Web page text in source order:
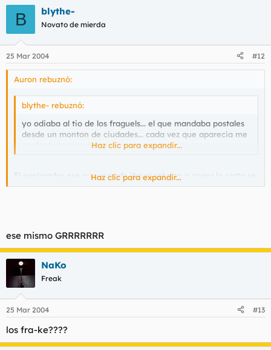
B blythe-
Novato de mierda
25 Mar 2004 #12
Auron rebuznó:
blythe- rebuznó:
yo odiaba al tio de los fraguels... el que mandaba postales
desde un monton de ciudades... cada vez que aparecia me
ponia de los nerviosHaz clic para expandir...
El explorador ese que cuando iba el sobrino a coger la carta se
las tenía que apañar para evitar al perro Srocket, no?
Haz clic para expandir...
ese mismo GRRRRRRR
NaKo
Freak
25 Mar 2004 #13
los fra-ke????